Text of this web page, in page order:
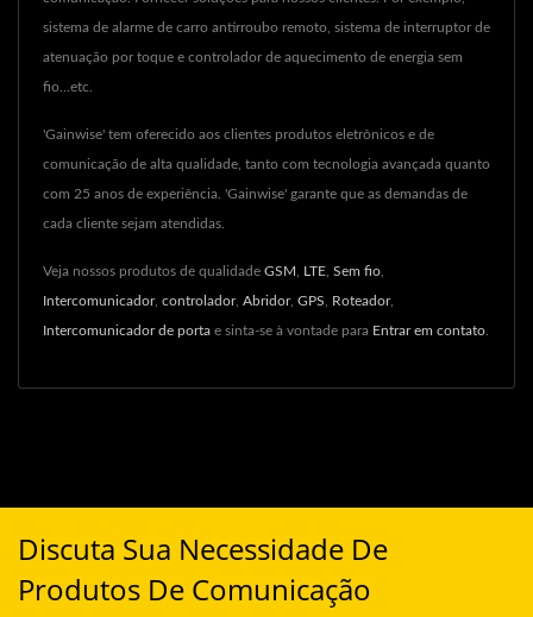
sistema de alarme de carro antirroubo remoto, sistema de interruptor de
atenuação por toque e controlador de aquecimento de energia sem
fio...etc.
'Gainwise' tem oferecido aos clientes produtos eletrônicos e de
comunicação de alta qualidade, tanto com tecnologia avançada quanto
com 25 anos de experiência. 'Gainwise' garante que as demandas de
cada cliente sejam atendidas.
Veja nossos produtos de qualidade GSM LTE Sem fio
Intercomunicador, controlador, Abridor, GPS Roteador,
Intercomunicador de porta e sinta-se à vontade para Entrar em contato
Discuta Sua Necessidade De
Produtos De Comunicação